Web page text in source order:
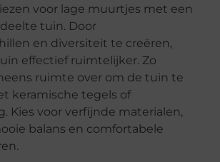
voor lage muurtjes met een
tuin. Door
en diversiteit te creëren,
effectief ruimtelijker. Zo
ruimte over om de tuin te
keramische tegels of
Kies voor verfijnde materialen,
balans en comfortabele